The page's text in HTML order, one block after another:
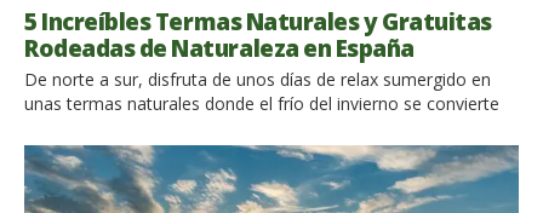
5 Increíbles Termas Naturales y Gratuitas
Rodeadas de Naturaleza en España
De norte a sur, disfruta de unos días de relax sumergido en
unas termas naturales donde el frío del invierno se convierte
España! ¿No te apetece darte un baño relajante al aire libre
también en invierno, disfrutando de un bello paraje natural?
Para esto no te hace falta tener […]